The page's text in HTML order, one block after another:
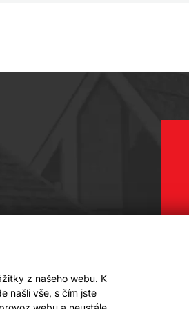
z našeho webu. K
našli vše, s čím jste